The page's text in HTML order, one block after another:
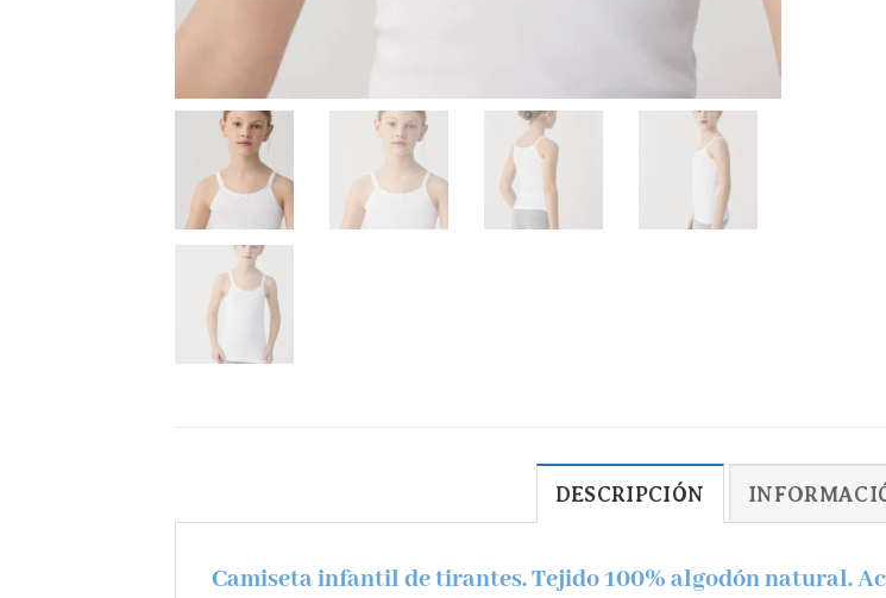
DESCRIPCIÓN
Camiseta infantil de tirantes. Tejido 100% algodón natural.